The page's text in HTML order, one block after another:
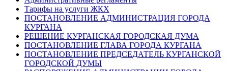
Тарифы на услуги ЖКХ
ПОСТАНОВЛЕНИЕ АДМИНИСТРАЦИЯ ГОРОДА
КУРГАНА
РЕШЕНИЕ КУРГАНСКАЯ ГОРОДСКАЯ ДУМА
ПОСТАНОВЛЕНИЕ ГЛАВА ГОРОДА КУРГАНА
ПОСТАНОВЛЕНИЕ ПРЕДСЕДАТЕЛЬ КУРГАНСКОЙ
ГОРОДСКОЙ ДУМЫ